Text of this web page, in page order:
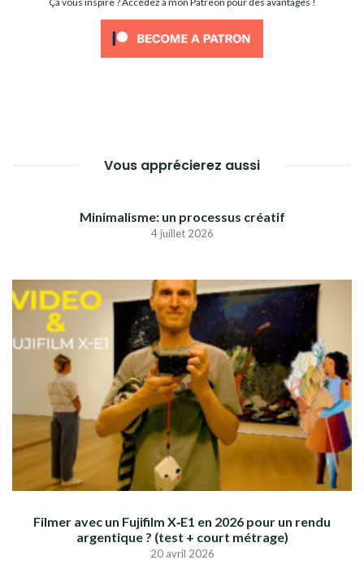
Vous apprécierez aussi
Minimalisme: un processus créatif
4 juillet 2026
Filmer avec un Fujifilm X‑E1 en 2026 pour un rendu
argentique ? (test + court métrage)
20 avril 2026